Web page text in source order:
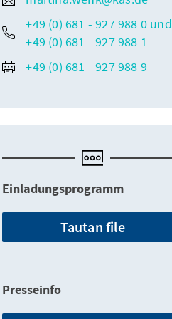
+49 (0) 681 - 927 988 0 und
+49 (0) 681 - 927 988 1
+49 (0) 681 - 927 988 9
Einladungsprogramm
Tautan file
Presseinfo